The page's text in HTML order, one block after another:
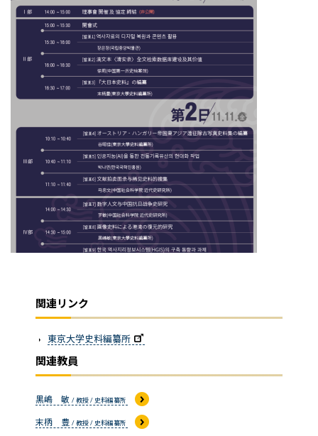
関連リンク
東京大学史料編纂所
関連教員
黒嶋 敏 / 教授 / 史料編纂所
末柄 豊 / 教授 / 史料編纂所